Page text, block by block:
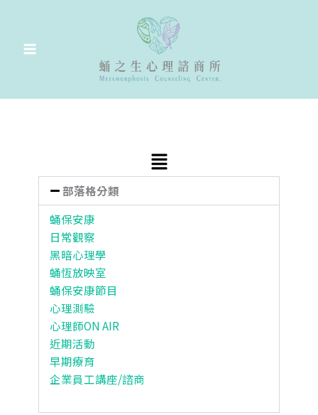
容
Main
部落格分類
蛹保安康
日常觀察
黑暗心理學
蛹恆放映室
蛹保安康節目
心理測驗
心理師ON AIR
近期活動
早期療育
企業員工講座/諮商